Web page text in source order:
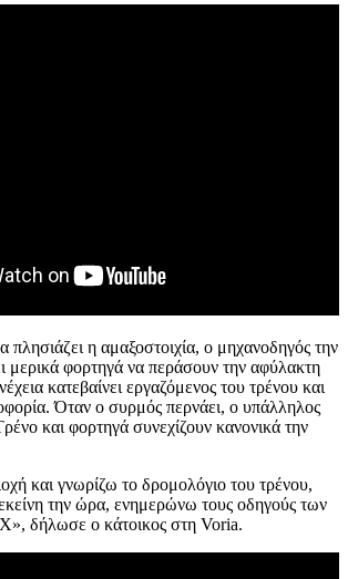
η αμαξοστοιχία, ο μηχανοδηγός την
μερικά φορτηγά να περάσουν την αφύλακτη
κατεβαίνει εργαζόμενος του τρένου και
Όταν ο συρμός περνάει, ο υπάλληλος
και φορτηγά συνεχίζουν κανονικά την
και γνωρίζω το δρομολόγιο του τρένου,
την ώρα, ενημερώνω τους οδηγούς των
δήλωσε ο κάτοικος στη Voria.